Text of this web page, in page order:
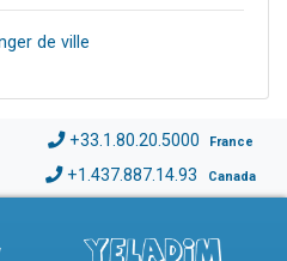
de ville
+33.1.80.20.5000 France
+1.437.887.14.93 Canada